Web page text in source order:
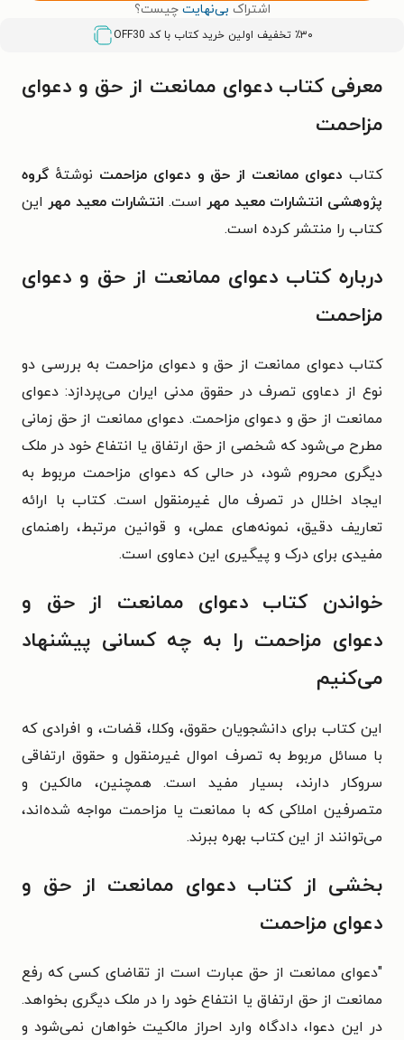
اشتراک بی‌نهایت چیست؟
٪۳۰ تخفیف اولین خرید کتاب با کد OFF30
معرفی کتاب دعوای ممانعت از حق و دعوای
مزاحمت
کتاب دعوای ممانعت از حق و دعوای مزاحمت نوشتهٔ گروه
پژوهشی انتشارات معید مهر است. انتشارات معید مهر این
کتاب را منتشر کرده است.
درباره کتاب دعوای ممانعت از حق و دعوای
مزاحمت
کتاب دعوای ممانعت از حق و دعوای مزاحمت به بررسی دو
نوع از دعاوی تصرف در حقوق مدنی ایران می‌پردازد: دعوای
ممانعت از حق و دعوای مزاحمت. دعوای ممانعت از حق زمانی
مطرح می‌شود که شخصی از حق ارتفاق یا انتفاع خود در ملک
دیگری محروم شود، در حالی که دعوای مزاحمت مربوط به
ایجاد اخلال در تصرف مال غیرمنقول است. کتاب با ارائه
تعاریف دقیق، نمونه‌های عملی، و قوانین مرتبط، راهنمای
مفیدی برای درک و پیگیری این دعاوی است.
خواندن کتاب دعوای ممانعت از حق و
دعوای مزاحمت را به چه کسانی پیشنهاد
می‌کنیم
این کتاب برای دانشجویان حقوق، وکلا، قضات، و افرادی که
با مسائل مربوط به تصرف اموال غیرمنقول و حقوق ارتفاقی
سروکار دارند، بسیار مفید است. همچنین، مالکین و
متصرفین املاکی که با ممانعت یا مزاحمت مواجه شده‌اند،
می‌توانند از این کتاب بهره ببرند.
بخشی از کتاب دعوای ممانعت از حق و
دعوای مزاحمت
"دعوای ممانعت از حق عبارت است از تقاضای کسی که رفع
ممانعت از حق ارتفاق یا انتفاع خود را در ملک دیگری بخواهد.
در این دعوا، دادگاه وارد احراز مالکیت خواهان نمی‌شود و